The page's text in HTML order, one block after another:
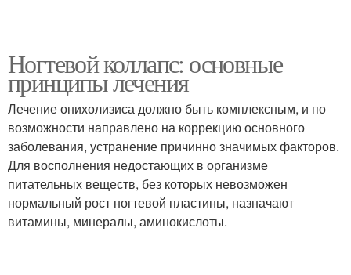
Ногтевой коллапс: основные
принципы лечения
Лечение онихолизиса должно быть комплексным, и по
возможности направлено на коррекцию основного
заболевания, устранение причинно значимых факторов.
Для восполнения недостающих в организме
питательных веществ, без которых невозможен
нормальный рост ногтевой пластины, назначают
витамины, минералы, аминокислоты.